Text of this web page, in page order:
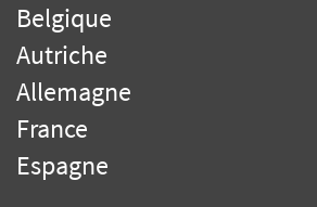
Belgique
Autriche
Allemagne
France
Espagne